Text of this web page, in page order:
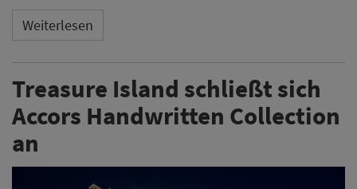
Weiterlesen
Treasure Island schließt sich
Accors Handwritten Collection
an